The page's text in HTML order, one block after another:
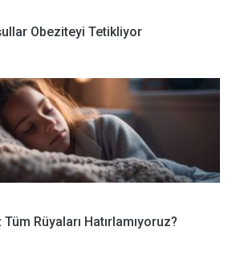
Obeziteyi Tetikliyor
Rüyaları Hatırlamıyoruz?